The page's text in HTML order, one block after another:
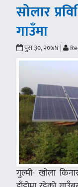
सोलार
गाउँमा
पुस ३०, २०७४ |
गुल्मी- खोला